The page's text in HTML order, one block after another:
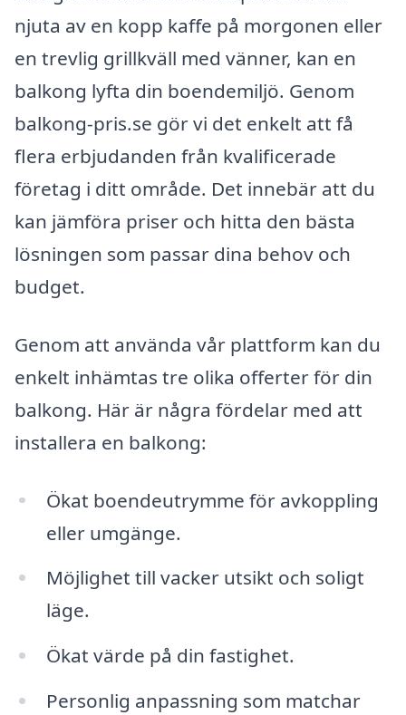
njuta av en kopp kaffe på morgonen eller
en trevlig grillkväll med vänner, kan en
balkong lyfta din boendemiljö. Genom
balkong-pris.se gör vi det enkelt att få
flera erbjudanden från kvalificerade
företag i ditt område. Det innebär att du
kan jämföra priser och hitta den bästa
lösningen som passar dina behov och
budget.
Genom att använda vår plattform kan du
enkelt inhämtas tre olika offerter för din
balkong. Här är några fördelar med att
installera en balkong:
Ökat boendeutrymme för avkoppling
eller umgänge.
Möjlighet till vacker utsikt och soligt
läge.
Ökat värde på din fastighet.
Personlig anpassning som matchar